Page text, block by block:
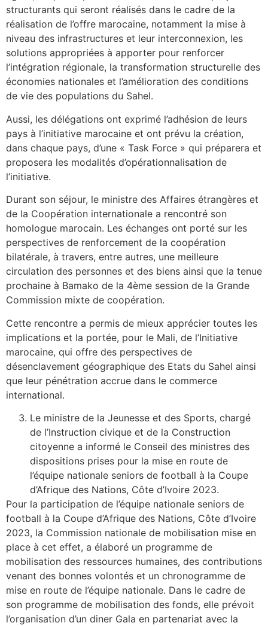
structurants qui seront réalisés dans le cadre de la
réalisation de l’offre marocaine, notamment la mise à
niveau des infrastructures et leur interconnexion, les
solutions appropriées à apporter pour renforcer
l’intégration régionale, la transformation structurelle des
économies nationales et l’amélioration des conditions
de vie des populations du Sahel.
Aussi, les délégations ont exprimé l’adhésion de leurs
pays à l’initiative marocaine et ont prévu la création,
dans chaque pays, d’une « Task Force » qui préparera et
proposera les modalités d’opérationnalisation de
l’initiative.
Durant son séjour, le ministre des Affaires étrangères et
de la Coopération internationale a rencontré son
homologue marocain. Les échanges ont porté sur les
perspectives de renforcement de la coopération
bilatérale, à travers, entre autres, une meilleure
circulation des personnes et des biens ainsi que la tenue
prochaine à Bamako de la 4ème session de la Grande
Commission mixte de coopération.
Cette rencontre a permis de mieux apprécier toutes les
implications et la portée, pour le Mali, de l’Initiative
marocaine, qui offre des perspectives de
désenclavement géographique des Etats du Sahel ainsi
que leur pénétration accrue dans le commerce
international.
Le ministre de la Jeunesse et des Sports, chargé
de l’Instruction civique et de la Construction
citoyenne a informé le Conseil des ministres des
dispositions prises pour la mise en route de
l’équipe nationale seniors de football à la Coupe
d’Afrique des Nations, Côte d’Ivoire 2023.
Pour la participation de l’équipe nationale seniors de
football à la Coupe d’Afrique des Nations, Côte d’Ivoire
2023, la Commission nationale de mobilisation mise en
place à cet effet, a élaboré un programme de
mobilisation des ressources humaines, des contributions
venant des bonnes volontés et un chronogramme de
mise en route de l’équipe nationale. Dans le cadre de
son programme de mobilisation des fonds, elle prévoit
l’organisation d’un diner Gala en partenariat avec la